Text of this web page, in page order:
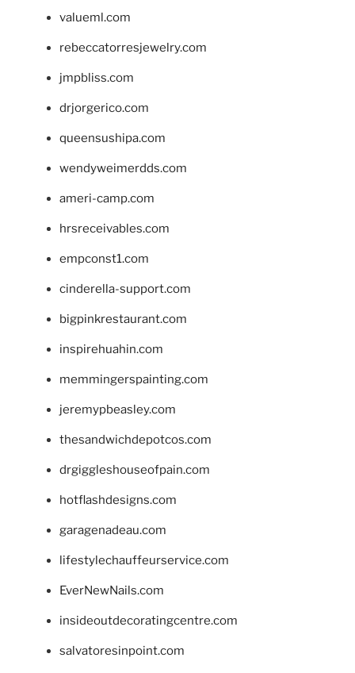
valueml.com
rebeccatorresjewelry.com
jmpbliss.com
drjorgerico.com
queensushipa.com
wendyweimerdds.com
ameri-camp.com
hrsreceivables.com
empconst1.com
cinderella-support.com
bigpinkrestaurant.com
inspirehuahin.com
memmingerspainting.com
jeremypbeasley.com
thesandwichdepotcos.com
drgiggleshouseofpain.com
hotflashdesigns.com
garagenadeau.com
lifestylechauffeurservice.com
EverNewNails.com
insideoutdecoratingcentre.com
salvatoresinpoint.com